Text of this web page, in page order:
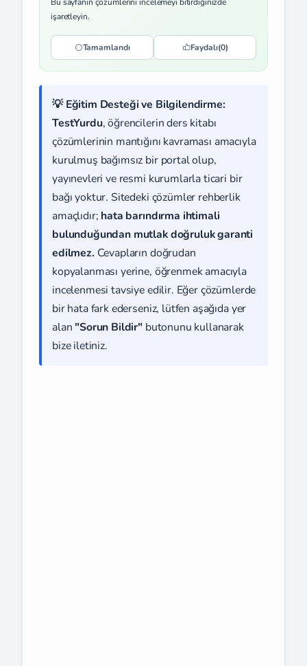
işaretleyin.
Tamamlandı Faydalı(0)
💡 Eğitim Desteği ve Bilgilendirme:
TestYurdu, öğrencilerin ders kitabı
çözümlerinin mantığını kavraması amacıyla
kurulmuş bağımsız bir portal olup,
yayınevleri ve resmi kurumlarla ticari bir
bağı yoktur. Sitedeki çözümler rehberlik
amaçlıdır; hata barındırma ihtimali
bulunduğundan mutlak doğruluk garanti
edilmez. Cevapların doğrudan
kopyalanması yerine, öğrenmek amacıyla
incelenmesi tavsiye edilir. Eğer çözümlerde
bir hata fark ederseniz, lütfen aşağıda yer
alan "Sorun Bildir" butonunu kullanarak
bize iletiniz.